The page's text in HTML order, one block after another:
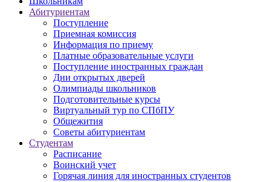
Абитуриентам
Поступление
Приемная комиссия
Информация по приему
Платные образовательные услуги
Поступление иностранных граждан
Дни открытых дверей
Олимпиады школьников
Подготовительные курсы
Виртуальный тур по СПбПУ
Общежития
Советы абитуриентам
Студентам
Расписание
Воинский учет
Горячая линия для иностранных студентов